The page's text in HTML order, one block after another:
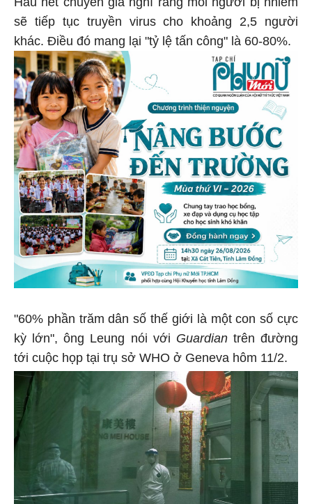
sẽ tiếp tục truyền virus cho khoảng 2,5 người
khác. Điều đó mang lại "tỷ lệ tấn công" là 60-80%.
"60% phần trăm dân số thế giới là một con số cực
kỳ lớn", ông Leung nói với Guardiantrên đường
tới cuộc họp tại trụ sở WHO ở Geneva hôm 11/2.